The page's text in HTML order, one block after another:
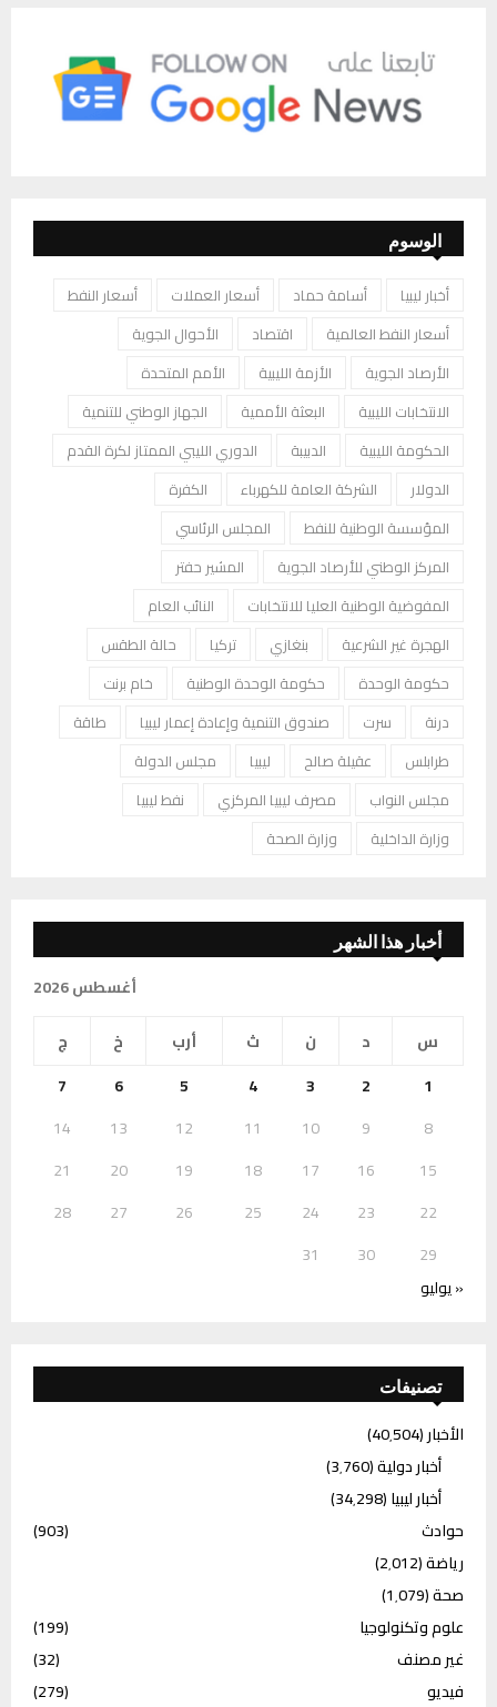
الوسوم
أخبار ليبيا أسامة حماد أسعار العملات
أسعار النفط
أسعار النفط العالمية
اقتصاد
الأحوال الجوية
الأرصاد الجوية
الأزمة الليبية
الأمم المتحدة
الانتخابات الليبية
البعثة الأممية
الجهاز الوطني للتنمية
الحكومة الليبية
الدبيبة
الدوري الليبي الممتاز لكرة القدم
الدولار
الشركة العامة للكهرباء
الكفرة
المؤسسة الوطنية للنفط
المجلس الرئاسي
المركز الوطني للأرصاد الجوية
المشير حفتر
المفوضية الوطنية العليا للانتخابات
النائب العام
الهجرة غير الشرعية
بنغازي تركيا
حالة الطقس
حكومة الوحدة
حكومة الوحدة الوطنية
خام برنت
درنة
سرت صندوق التنمية وإعادة إعمار ليبيا
طاقة
طرابلس
عقيلة صالح ليبيا
مجلس الدولة
مجلس النواب
مصرف ليبيا المركزي
نفط ليبيا
وزارة الداخلية
وزارة الصحة
أخبار هذا الشهر
أغسطس 2026
س
د ن ث أرب خ
ج
1
2
3
4
5
6
7
8
9
10
11
12
13
14
15
16
17
18
19
20
21
22
23
24
25
26
27
28
29
30
31
« يوليو
تصنيفات
الأخبار(40٬504)
أخبار دولية(3٬760)
أخبار ليبيا(34٬298)
حوادث
(903)
رياضة(2٬012)
صحة(1٬079)
علوم وتكنولوجيا
(199)
غير مصنف
(32)
فيديو
(279)